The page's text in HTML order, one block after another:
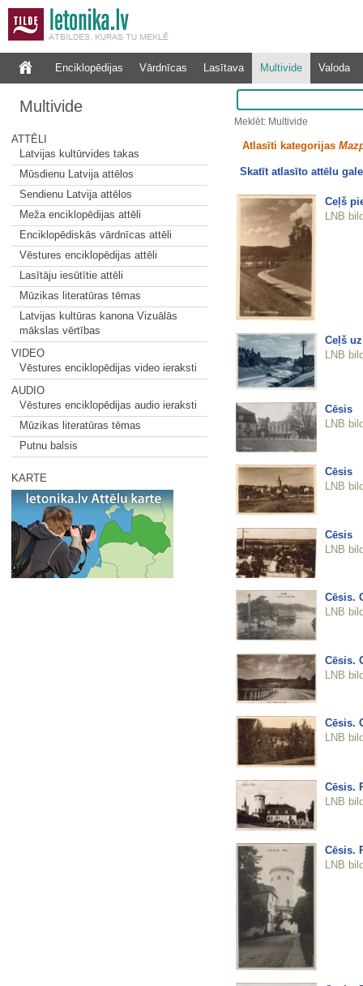
Enciklopēdijas Vārdnīcas Lasītava Multivide Valoda
Multivide
ATTĒLI
Latvijas kultūrvides takas
Mūsdienu Latvija attēlos
Sendienu Latvija attēlos
Meža enciklopēdijas attēli
Enciklopēdiskās vārdnīcas attēli
Vēstures enciklopēdijas attēli
Lasītāju iesūtītie attēli
Mūzikas literatūras tēmas
Latvijas kultūras kanona Vizuālās
mākslas vērtības
VIDEO
Vēstures enciklopēdijas video ieraksti
AUDIO
Vēstures enciklopēdijas audio ieraksti
Mūzikas literatūras tēmas
Putnu balsis
KARTE
Meklēt: Multivide
Atlasīti kategorijas
Skatīt atlasīto attēlu
Ceļš
LNB
Ceļš
LNB
Cēsis
LNB
Cēsis
LNB
Cēsis
LNB
Cēsis.
LNB
Cēsis.
LNB
Cēsis.
LNB
Cēsis.
LNB
Cēsis.
LNB